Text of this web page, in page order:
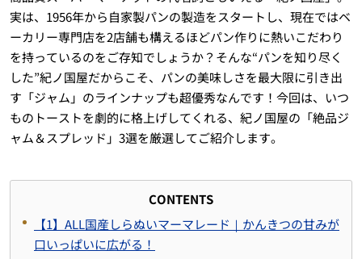
実は、1956年から自家製パンの製造をスタートし、現在ではベ
ーカリー専門店を2店舗も構えるほどパン作りに熱いこだわり
を持っているのをご存知でしょうか？そんな“パンを知り尽く
した”紀ノ国屋だからこそ、パンの美味しさを最大限に引き出
す「ジャム」のラインナップも超優秀なんです！今回は、いつ
ものトーストを劇的に格上げしてくれる、紀ノ国屋の「絶品ジ
ャム＆スプレッド」3選を厳選してご紹介します。
CONTENTS
【1】ALL国産しらぬいマーマレード｜かんきつの甘みが
口いっぱいに広がる！